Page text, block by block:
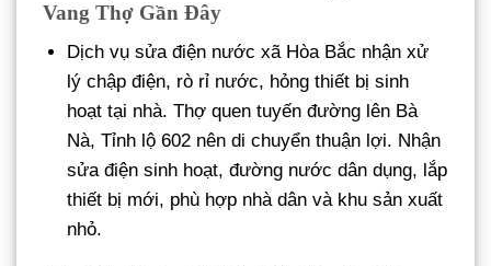
Vang Thợ Gần Đây
Dịch vụ sửa điện nước xã Hòa Bắc nhận xử
lý chập điện, rò rỉ nước, hỏng thiết bị sinh
hoạt tại nhà. Thợ quen tuyến đường lên Bà
Nà, Tỉnh lộ 602 nên di chuyển thuận lợi. Nhận
sửa điện sinh hoạt, đường nước dân dụng, lắp
thiết bị mới, phù hợp nhà dân và khu sản xuất
nhỏ.